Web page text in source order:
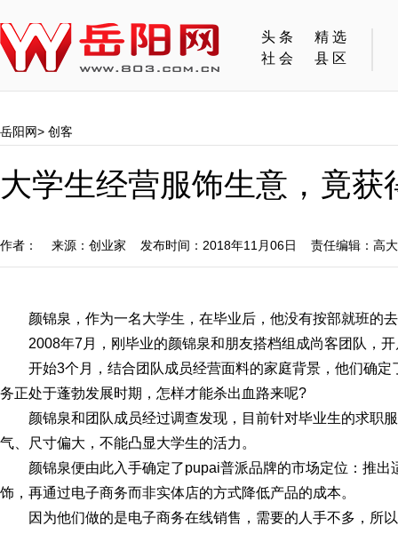
头条
精选
社会
县区
岳阳网> 创客
大学生经营服饰生意，竟获
作者： 来源：创业家 发布时间：2018年11月06日 责任编辑：高
颜锦泉，作为一名大学生，在毕业后，他没有按部就班的
2008年7月，刚毕业的颜锦泉和朋友搭档组成尚客团队，
开始3个月，结合团队成员经营面料的家庭背景，他们确
务正处于蓬勃发展时期，怎样才能杀出血路来呢?
颜锦泉和团队成员经过调查发现，目前针对毕业生的求职
气、尺寸偏大，不能凸显大学生的活力。
颜锦泉便由此入手确定了pupai普派品牌的市场定位：推
饰，再通过电子商务而非实体店的方式降低产品的成本。
因为他们做的是电子商务在线销售，需要的人手不多，所